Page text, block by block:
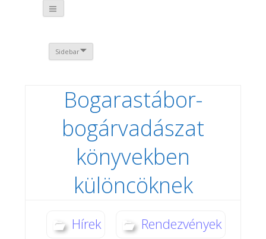
Sidebar
Bogarastábor-
bogárvadászat
könyvekben
különcöknek
Hírek Rendezvények